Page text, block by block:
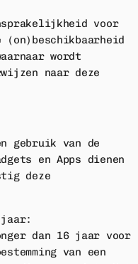
voor
wordt
naar deze
gebruik van de
en Apps dienen
deze
jaar:
dan 16 jaar voor
van een